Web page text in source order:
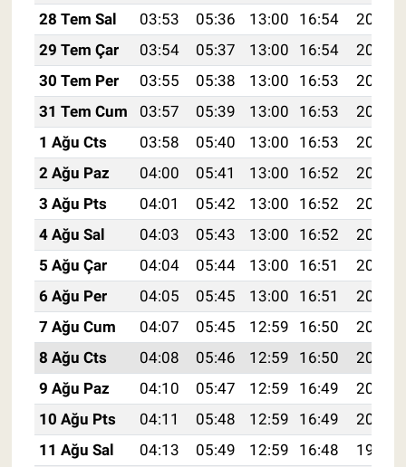
28 Tem Sal
03:53 05:36 13:00 16:54
20:14
29 Tem Çar
03:54 05:37 13:00 16:54
20:13
30 Tem Per
03:55 05:38 13:00 16:53
20:12
31 Tem Cum
03:57 05:39 13:00 16:53
20:11
1 Ağu Cts
03:58 05:40 13:00 16:53
20:10
2 Ağu Paz
04:00 05:41 13:00 16:52
20:09
3 Ağu Pts
04:01 05:42 13:00 16:52
20:08
4 Ağu Sal
04:03 05:43 13:00 16:52
20:07
5 Ağu Çar
04:04 05:44 13:00 16:51
20:06
6 Ağu Per
04:05 05:45 13:00 16:51
20:05
7 Ağu Cum
04:07 05:45 12:59 16:50
20:04
8 Ağu Cts
04:08 05:46 12:59 16:50
20:02
9 Ağu Paz
04:10 05:47 12:59 16:49
20:01
10 Ağu Pts
04:11 05:48 12:59 16:49
20:00
11 Ağu Sal
04:13 05:49 12:59 16:48
19:59